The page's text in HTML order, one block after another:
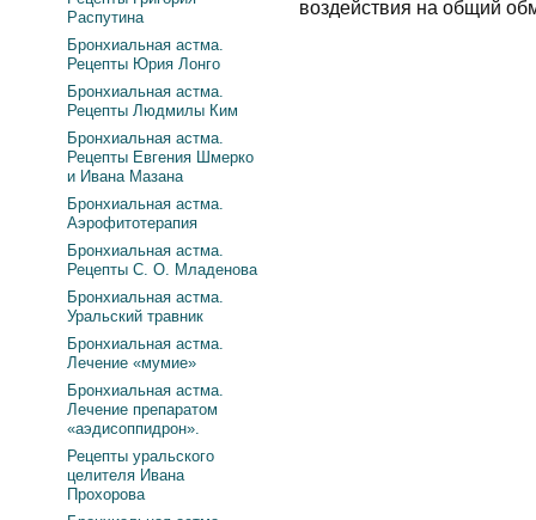
воздействия на общий
Распутина
Бронхиальная астма.
Рецепты Юрия Лонго
Бронхиальная астма.
Рецепты Людмилы Ким
Бронхиальная астма.
Рецепты Евгения Шмерко
и Ивана Мазана
Бронхиальная астма.
Аэрофитотерапия
Бронхиальная астма.
Рецепты С. О. Младенова
Бронхиальная астма.
Уральский травник
Бронхиальная астма.
Лечение «мумие»
Бронхиальная астма.
Лечение препаратом
«аэдисоппидрон».
Рецепты уральского
целителя Ивана
Прохорова